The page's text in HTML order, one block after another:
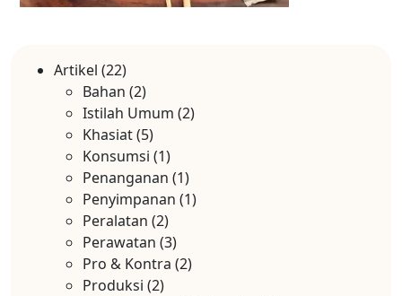
Artikel (22)
Bahan (2)
Istilah Umum (2)
Khasiat(5)
Konsumsi (1)
Penanganan (1)
Penyimpanan (1)
Peralatan (2)
Perawatan (3)
Pro & Kontra (2)
Produksi (2)